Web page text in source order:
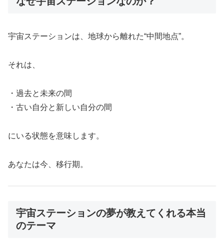
宇宙ステーションは、地球から離れた“中間地点”。
それは、
・過去と未来の間
・古い自分と新しい自分の間
にいる状態を意味します。
あなたは今、移行期。
宇宙ステーションの夢が教えてくれる本当
のテーマ